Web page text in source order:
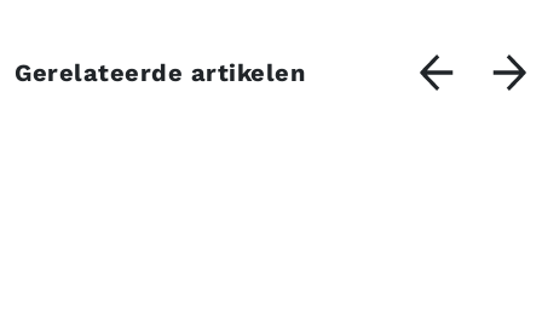
Gerelateerde artikelen